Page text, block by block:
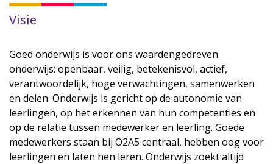
Visie
Goed onderwijs is voor ons waardengedreven
onderwijs: openbaar, veilig, betekenisvol, actief,
verantwoordelijk, hoge verwachtingen, samenwerken
en delen. Onderwijs is gericht op de autonomie van
leerlingen, op het erkennen van hun competenties en
op de relatie tussen medewerker en leerling. Goede
medewerkers staan bij O2A5 centraal, hebben oog voor
leerlingen en laten hen leren. Onderwijs zoekt altijd